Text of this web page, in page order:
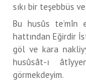
sıkı bir teşebbüs
Bu husûs te’mîn
hattından Eğirdir
göl ve kara
husûsât-ı
görmekdeyim.